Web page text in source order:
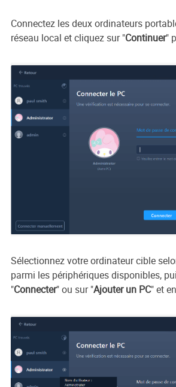
Connectez les deux ordinateurs
réseau local et cliquez sur "Continuer"
Sélectionnez votre ordinateur cible
parmi les périphériques disponibles,
"Connecter" ou sur "Ajouter un PC" et